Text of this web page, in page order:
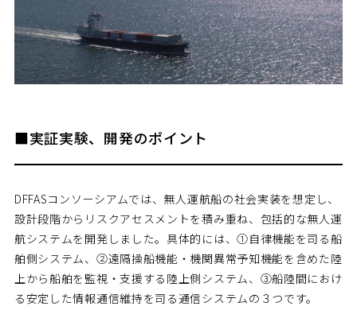
■実証実験、開発のポイント
DFFASコンソーシアムでは、無人運航船の社会実装を想定し、
設計段階からリスクアセスメントを積み重ね、包括的な無人運
航システムを開発しました。具体的には、①自律機能を司る船
舶側システム、②遠隔操船機能・機関異常予知機能を含めた陸
上から船舶を監視・支援する陸上側システム、③船陸間におけ
る安定した情報通信維持を司る通信システムの３つです。